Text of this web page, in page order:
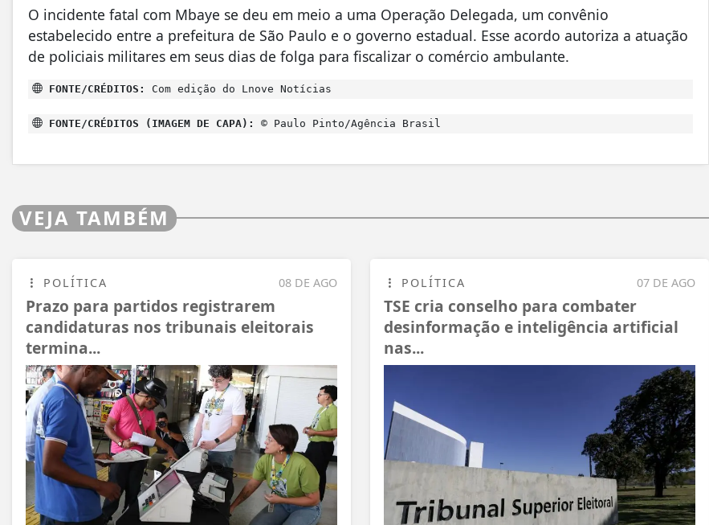
O incidente fatal com Mbaye se deu em meio a uma Operação Delegada, um convênio
estabelecido entre a prefeitura de São Paulo e o governo estadual. Esse acordo autoriza a atuação
de policiais militares em seus dias de folga para fiscalizar o comércio ambulante.
FONTE/CRÉDITOS: Com edição do Lnove Notícias
FONTE/CRÉDITOS (IMAGEM DE CAPA): © Paulo Pinto/Agência Brasil
VEJA TAMBÉM
08 DE AGO
POLÍTICA
Prazo para partidos registrarem
candidaturas nos tribunais eleitorais
termina...
07 DE AGO
POLÍTICA
TSE cria conselho para combater
desinformação e inteligência artificial
nas...